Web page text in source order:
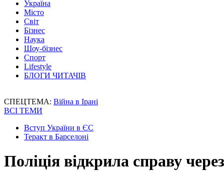
Україна
Місто
Світ
Бізнес
Наука
Шоу-бізнес
Спорт
Lifestyle
БЛОГИ ЧИТАЧІВ
СПЕЦТЕМА: Війна в Ірані
ВСІ ТЕМИ
Вступ України в ЄС
Теракт в Барселоні
Поліція відкрила справу